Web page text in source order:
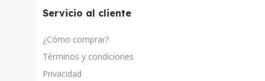
Servicio al cliente
¿Cómo comprar?
Términos y condiciones
Privacidad